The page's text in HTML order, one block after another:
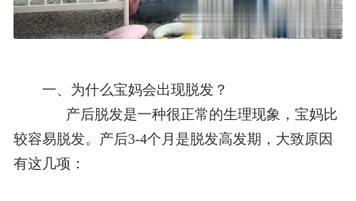
一、为什么宝妈会出现脱发？
产后脱发是一种很正常的生理现象，宝妈比
较容易脱发。产后3-4个月是脱发高发期，大致原因
有这几项：